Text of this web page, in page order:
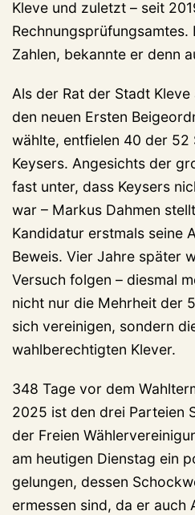
Kleve und zuletzt – seit
Rechnungsprüfungsamtes.
Zahlen, bekannte er denn
Als der Rat der Stadt
den neuen Ersten
wählte, entfielen 40 der 52
Keysers. Angesichts der
fast unter, dass Keysers
war – Markus Dahmen
Kandidatur erstmals seine
Beweis. Vier Jahre später
Versuch folgen – diesmal
nicht nur die Mehrheit der
sich vereinigen, sondern
wahlberechtigten Klever.
348 Tage vor dem
2025 ist den drei Parteien
der Freien
am heutigen Dienstag ein
gelungen, dessen
ermessen sind, da er auch